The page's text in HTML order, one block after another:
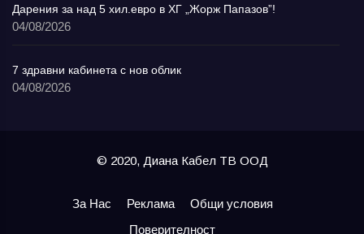
Дарения за над 5 хил.евро в ХГ „Жорж Папазов”!
04/08/2026
7 здравни кабинета с нов облик
04/08/2026
© 2020, Диана Кабел ТВ ООД
За Нас Реклама
Общи условия
Поверителност